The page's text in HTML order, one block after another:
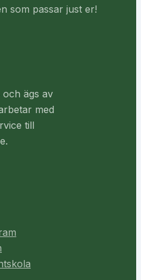
som passar just er!
och ägs av
med
till